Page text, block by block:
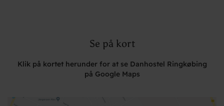
Se på kort
Klik på kortet herunder for at se Danhostel Ringkøbing
på Google Maps